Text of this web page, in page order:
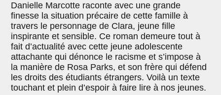
Danielle Marcotte raconte avec une grande
finesse la situation précaire de cette famille à
travers le personnage de Clara, jeune fille
inspirante et sensible. Ce roman demeure tout à
fait d’actualité avec cette jeune adolescente
attachante qui dénonce le racisme et s’impose à
la manière de Rosa Parks, et son frère qui défend
les droits des étudiants étrangers. Voilà un texte
touchant et plein d’espoir à faire lire à nos jeunes.